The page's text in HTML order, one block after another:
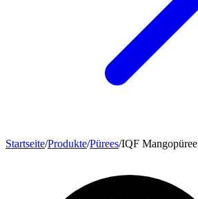
Startseite/Produkte/Pürees/IQF Mangopüree